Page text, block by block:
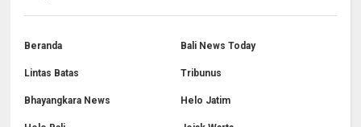
Beranda Bali News Today
Lintas Batas Tribunus
Bhayangkara News Helo Jatim